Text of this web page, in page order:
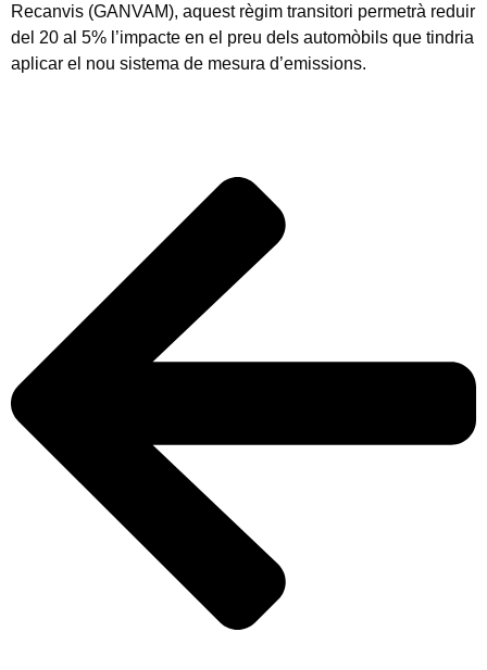
Recanvis (GANVAM), aquest règim transitori permetrà reduir
del 20 al 5% l’impacte en el preu dels automòbils que tindria
aplicar el nou sistema de mesura d’emissions.